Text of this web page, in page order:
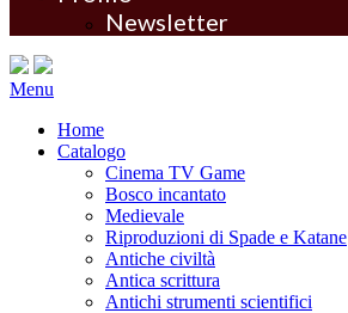
Newsletter
Menu
Home
Catalogo
Cinema TV Game
Bosco incantato
Medievale
Riproduzioni di Spade e Katane
Antiche civiltà
Antica scrittura
Antichi strumenti scientifici